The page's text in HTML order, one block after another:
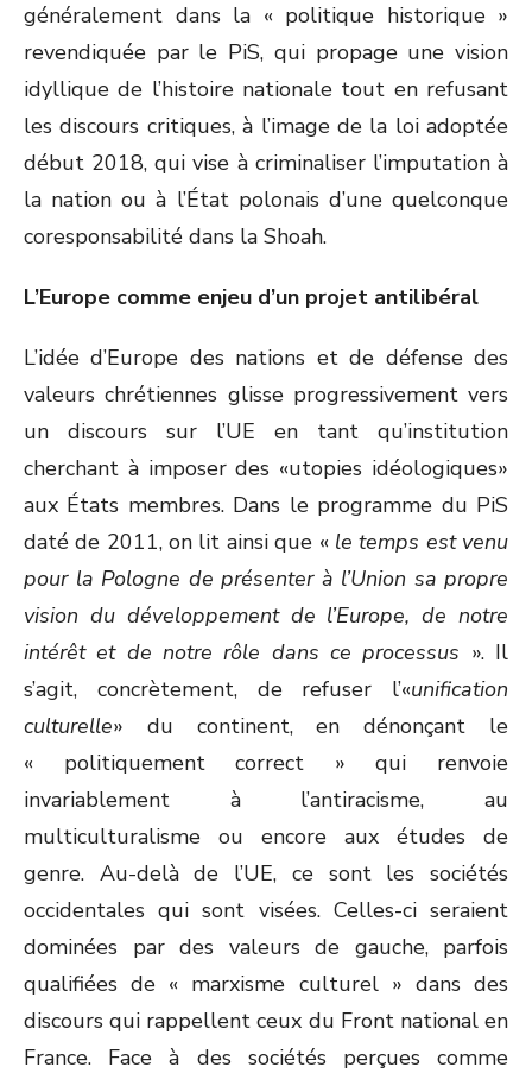
généralement dans la « politique historique »
revendiquée par le PiS, qui propage une vision
idyllique de l’histoire nationale tout en refusant
les discours critiques, à l’image de la loi adoptée
début 2018, qui vise à criminaliser l’imputation à
la nation ou à l’État polonais d’une quelconque
coresponsabilité dans la Shoah.
L’Europe comme enjeu d’un projet antilibéral
L’idée d’Europe des nations et de défense des
valeurs chrétiennes glisse progressivement vers
un discours sur l’UE en tant qu’institution
cherchant à imposer des «utopies idéologiques»
aux États membres. Dans le programme du PiS
daté de 2011, on lit ainsi que « le temps est venu
pour la Pologne de présenter à l’Union sa propre
vision du développement de l’Europe, de notre
intérêt et de notre rôle dans ce processus ». Il
s’agit, concrètement, de refuser l’«unification
culturelle» du continent, en dénonçant le
« politiquement correct » qui renvoie
invariablement à l’antiracisme, au
multiculturalisme ou encore aux études de
genre. Au-delà de l’UE, ce sont les sociétés
occidentales qui sont visées. Celles-ci seraient
dominées par des valeurs de gauche, parfois
qualifiées de « marxisme culturel » dans des
discours qui rappellent ceux du Front national en
France. Face à des sociétés perçues comme